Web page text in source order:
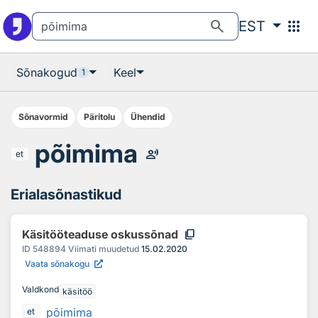
search EST apps
Sõnakogud 1 Keel
Sõnavormid Päritolu Ühendid
et põimima record_voice_over
Erialasõnastikud
Käsitööteaduse oskussõnad content_copy
ID 548894 Viimati muudetud 15.02.2020
Vaata sõnakogu
Valdkond käsitöö
et
põimima